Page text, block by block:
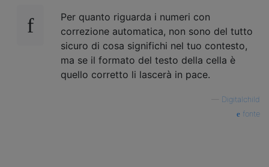
Per quanto riguarda i numeri con
correzione automatica, non sono del tutto
sicuro di cosa significhi nel tuo contesto,
ma se il formato del testo della cella è
quello corretto li lascerà in pace.
Digitalchild
fonte